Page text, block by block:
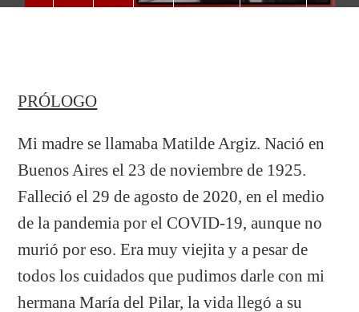
PRÓLOGO
Mi madre se llamaba Matilde Argiz. Nació en
Buenos Aires el 23 de noviembre de 1925.
Falleció el 29 de agosto de 2020, en el medio
de la pandemia por el COVID-19, aunque no
murió por eso. Era muy viejita y a pesar de
todos los cuidados que pudimos darle con mi
hermana María del Pilar, la vida llegó a su